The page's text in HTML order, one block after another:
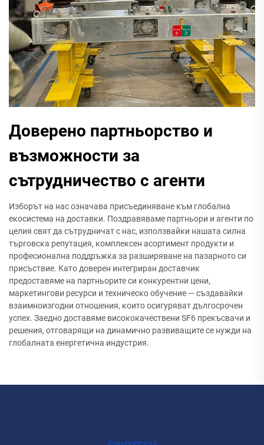
Доверено партньорство и
възможности за
сътрудничество с агенти
Изборът на нас означава присъединяване към глобална
екосистема на доставки. Поздравяваме партньори и агенти по
целия свят да сътрудничат с нас, използвайки нашата силна
търговска репутация, комплексен асортимент продукти и
професионална поддръжка за разширяване на пазарното си
присъствие. Като доверен интегриран доставчик
предоставяме на партньорите си конкурентни цени,
маркетингови ресурси и техническо обучение — създавайки
взаимноизгодни отношения, които осигуряват дългосрочен
успех. Заедно доставяме висококачествени SF6 прекъсвачи и
решения, отговарящи на динамично развиващите се нужди на
глобалната енергетична индустрия.